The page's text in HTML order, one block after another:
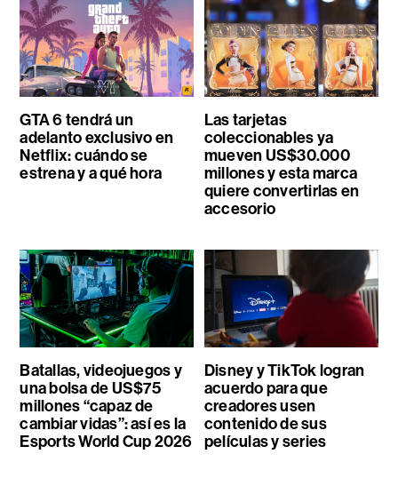
GTA 6 tendrá un
adelanto exclusivo en
Netflix: cuándo se
estrena y a qué hora
Las tarjetas
coleccionables ya
mueven US$30.000
millones y esta marca
quiere convertirlas en
accesorio
Batallas, videojuegos y
una bolsa de US$75
millones “capaz de
cambiar vidas”: así es la
Esports World Cup 2026
Disney y TikTok logran
acuerdo para que
creadores usen
contenido de sus
películas y series